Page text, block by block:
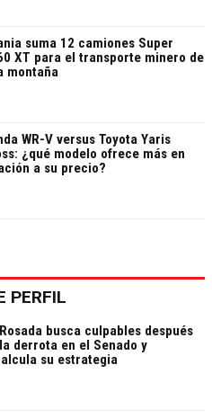
suma 12 camiones Super
XT para el transporte minero de
montaña
WR-V versus Toyota Yaris
¿qué modelo ofrece más en
a su precio?
PERFIL
busca culpables después
derrota en el Senado y
su estrategia